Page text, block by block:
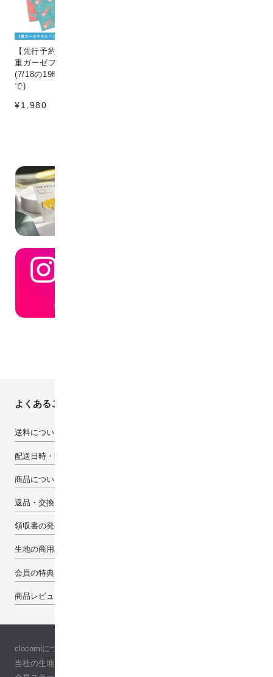
【先行予約販売】[こなゆき] 3
重ガーゼフェイスタオル dino
(7/18の19時〜7/25の12時ま
で)
¥1,980
よくあるご質問
送料について
配送日時・配送先について
商品について
返品・交換・キャンセルについて
領収書の発行について
生地の商用利用について
会員の特典
商品レビューで100pt
clocomiについて
当社の生地について